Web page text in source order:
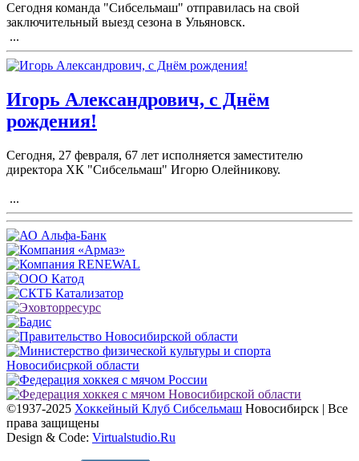
Сегодня команда "Сибсельмаш" отправилась на свой
заключительный выезд сезона в Ульяновск.
...
Игорь Александрович, с Днём
рождения!
Сегодня, 27 февраля, 67 лет исполняется заместителю
директора ХК "Сибсельмаш" Игорю Олейникову.
...
©1937-2025 Хоккейный Клуб Сибсельмаш Новосибирск | Все
права защищены
Design & Code: Virtualstudio.Ru